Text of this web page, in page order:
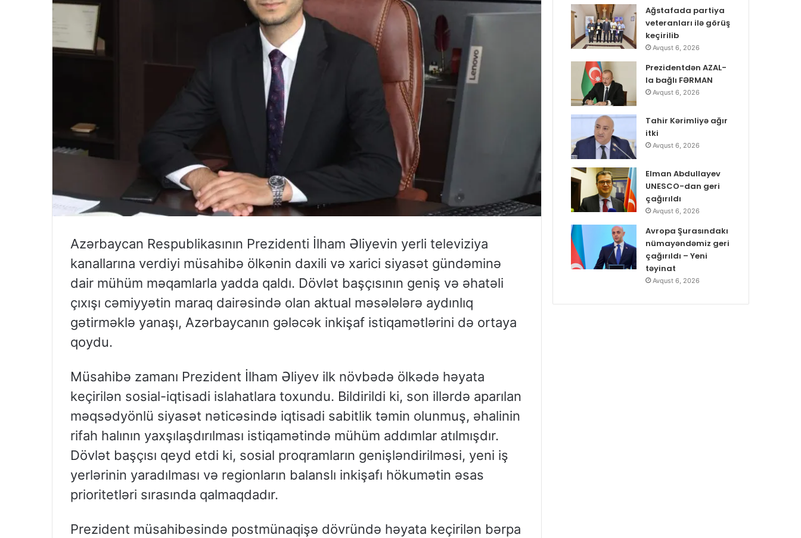
Azərbaycan Respublikasının Prezidenti İlham Əliyevin yerli televiziya
kanallarına verdiyi müsahibə ölkənin daxili və xarici siyasət gündəminə
dair mühüm məqamlarla yadda qaldı. Dövlət başçısının geniş və əhatəli
çıxışı cəmiyyətin maraq dairəsində olan aktual məsələlərə aydınlıq
gətirməklə yanaşı, Azərbaycanın gələcək inkişaf istiqamətlərini də ortaya
qoydu.
Müsahibə zamanı Prezident İlham Əliyev ilk növbədə ölkədə həyata
keçirilən sosial-iqtisadi islahatlara toxundu. Bildirildi ki, son illərdə aparılan
məqsədyönlü siyasət nəticəsində iqtisadi sabitlik təmin olunmuş, əhalinin
rifah halının yaxşılaşdırılması istiqamətində mühüm addımlar atılmışdır.
Dövlət başçısı qeyd etdi ki, sosial proqramların genişləndirilməsi, yeni iş
yerlərinin yaradılması və regionların balanslı inkişafı hökumətin əsas
prioritetləri sırasında qalmaqdadır.
Prezident müsahibəsində postmünaqişə dövründə həyata keçirilən bərpa
Ağstafada partiya
veteranları ilə görüş
keçirilib
Avqust 6, 2026
Prezidentdən AZAL-
la bağlı FƏRMAN
Avqust 6, 2026
Tahir Kərimliyə ağır
itki
Avqust 6, 2026
Elman Abdullayev
UNESCO-dan geri
çağırıldı
Avqust 6, 2026
Avropa Şurasındakı
nümayəndəmiz geri
çağırıldı – Yeni
təyinat
Avqust 6, 2026